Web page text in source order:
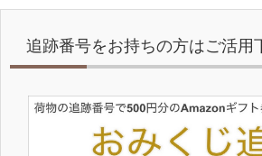
追跡番号をお持ちの方はご活用